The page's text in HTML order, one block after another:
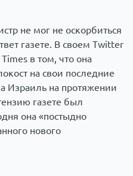
не мог не оскорбиться
газете. В своем Twitter
в том, что она
на свои последние
Израиль на протяжении
газете был
она «постыдно
нового